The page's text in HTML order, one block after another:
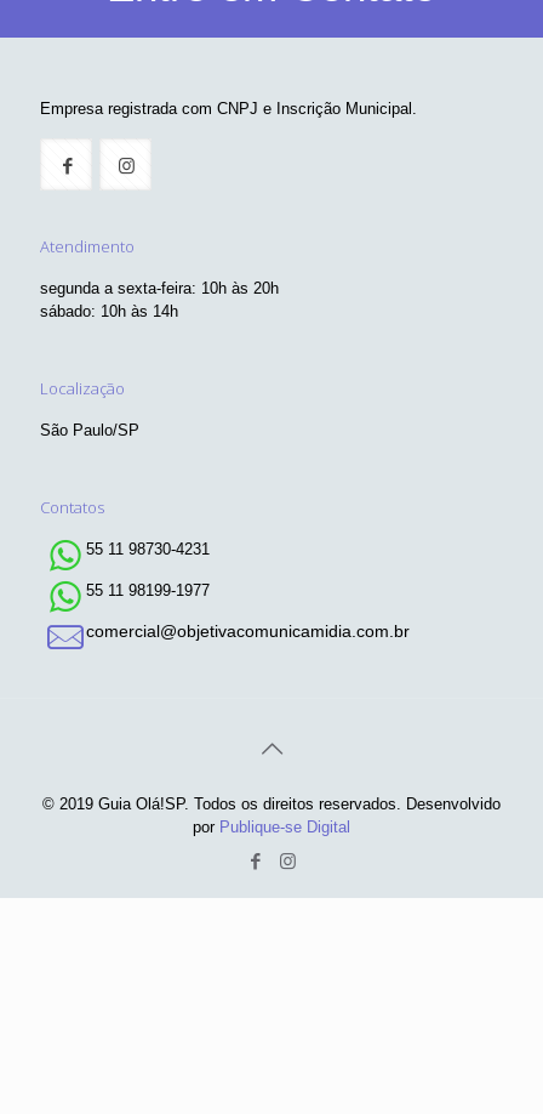
Empresa registrada com CNPJ e Inscrição Municipal.
Atendimento
segunda a sexta-feira: 10h às 20h
sábado: 10h às 14h
Localização
São Paulo/SP
Contatos
55 11 98730-4231
55 11 98199-1977
comercial@objetivacomunicamidia.com.br
© 2019 Guia Olá!SP. Todos os direitos reservados. Desenvolvido
por Publique-se Digital